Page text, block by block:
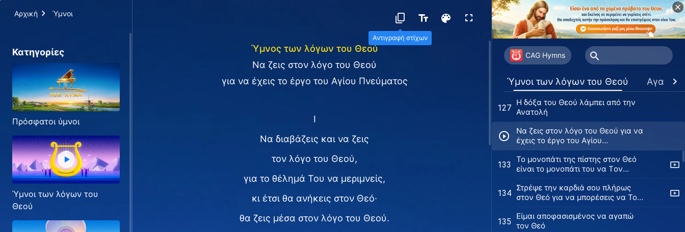
Αρχική Ύμνοι
Αντιγραφή στίχων
Κατηγορίες
Πρόσφατοι ύμνοι
Ύμνοι των λόγων του
Θεού
Ύμνος των λόγων του Θεού
Να ζεις στον λόγο του Θεού
για να έχεις το έργο του Αγίου Πνεύματος
Ⅰ
Να διαβάζεις και να ζεις
τον λόγο του Θεού,
για το θέλημά Του να μεριμνείς,
κι έτσι θα ανήκεις στον Θεό·
θα ζεις μέσα στον λόγο του Θεού.
CAG Hymns
Ύμνοι των λόγων του Θεού
124
Το να συνειδητοποιείς την αλήθεια
στο νεκροκρέβατό σου είναι πολύ
αργά
125
Πρέπει να επιδιώκεις να έχεις
αληθινή αγάπη για τον Θεό
126 Ανατολή
127
Η δόξα του Θεού λάμπει από την
Ανατολή
Να ζεις στον λόγο του Θεού για να
έχεις το έργο του Αγίου
Πνεύματος
133
Το μονοπάτι της πίστης στον Θεό
είναι το μονοπάτι του να Tον
134
Στρέψε την καρδιά σου πλήρως
στον Θεό για να μπορέσεις να Τον
135
Είμαι αποφασισμένος να αγαπώ
τον Θεό